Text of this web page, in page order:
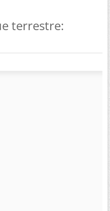
terrestre: